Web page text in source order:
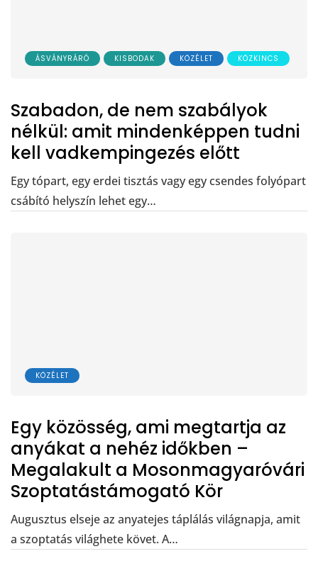
ÁSVÁNYRÁRÓ KISBODAK KÖZÉLET KÖZKINCS
Szabadon, de nem szabályok
nélkül: amit mindenképpen tudni
kell vadkempingezés előtt
Egy tópart, egy erdei tisztás vagy egy csendes folyópart
csábító helyszín lehet egy…
KÖZÉLET
Egy közösség, ami megtartja az
anyákat a nehéz időkben –
Megalakult a Mosonmagyaróvári
Szoptatástámogató Kör
Augusztus elseje az anyatejes táplálás világnapja, amit
a szoptatás világhete követ. A…